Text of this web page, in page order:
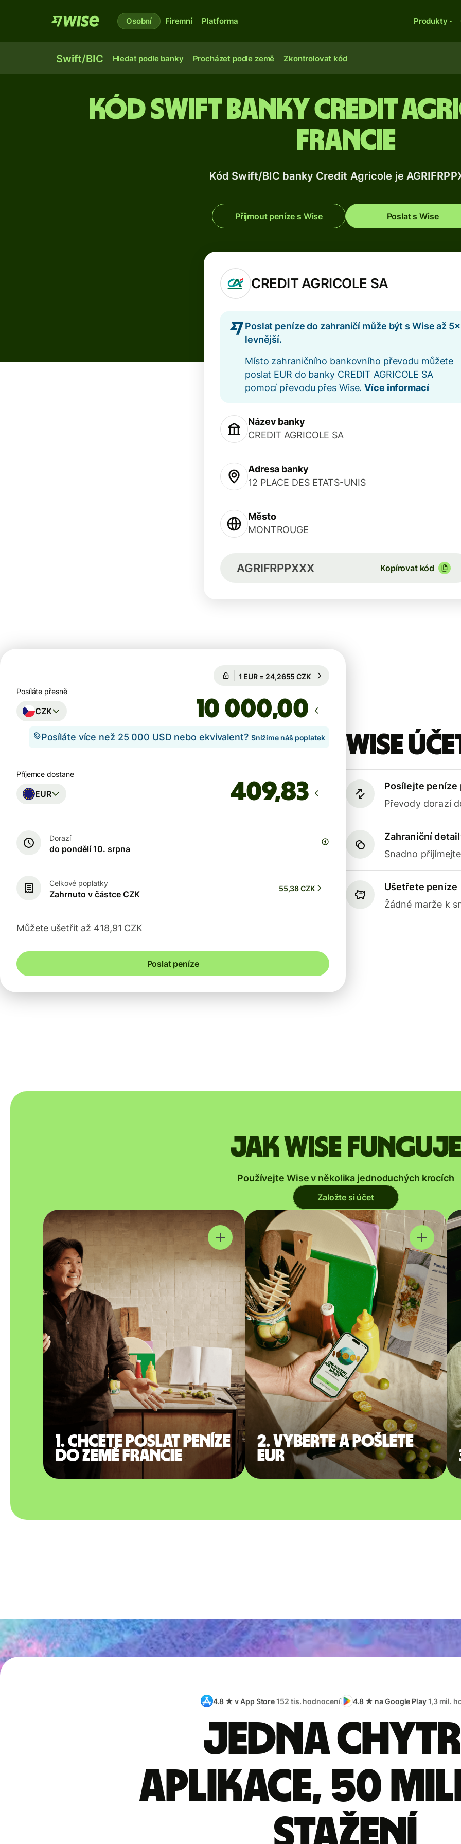
Osobní Firemní Platforma Produkty
Swift/BIC Hledat podle banky Procházet podle země Zkontrolovat kód
Kód Swift banky Credit
Francie
Kód Swift/BIC banky Credit Agricole je
Přijmout peníze s Wise Poslat s Wise
CREDIT AGRICOLE SA
Poslat peníze do zahraničí může být s Wise až 5×
levnější.
Místo zahraničního bankovního převodu můžete
poslat EUR do banky CREDIT AGRICOLE SA
pomocí převodu přes Wise.Více informací
Název banky
CREDIT AGRICOLE SA
Adresa banky
12 PLACE DES ETATS-UNIS
Město
MONTROUGE
AGRIFRPPXXX Kopírovat kód
Wise
Posílejte peníze
Převody dorazí
Zahraniční
Snadno
Ušetřete peníze
Žádné marže k
Garantován na 69 h
Posíláte přesně
CZK ,00
Posíláte více než 25 000 USD nebo ekvivalent? Snížíme náš poplatek
Příjemce dostane
EUR
Dorazí
do pondělí 10. srpna
Celkové poplatky
Zahrnuto v částce CZK
55,38 CZK
Můžete ušetřit až 418,91 CZK
Poslat peníze
Jak Wise funguje
Používejte Wise v několika jednoduchých krocích
Založte si účet
1. Chcete poslat peníze
do země Francie
2. Vyberte a pošlete
EUR
4.8 ★ v App Store152 tis. hodnocení 4.8 ★ na Google Play1,3 mil.
Jedna
aplikace, 50